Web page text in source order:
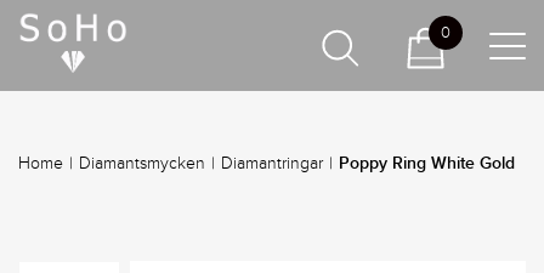
Home | Diamantsmycken | Diamantringar | Poppy Ring White Gold
0